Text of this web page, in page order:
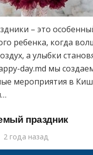
– это
ребенка, когда
а улыбки
day.md мы
мероприятия в
праздник
2 года назад